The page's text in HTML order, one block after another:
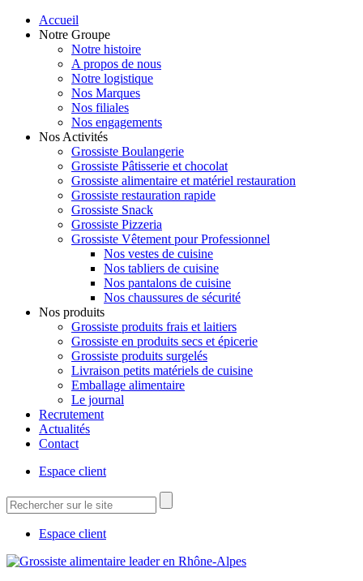
Accueil
Notre Groupe
Notre histoire
A propos de nous
Notre logistique
Nos Marques
Nos filiales
Nos engagements
Nos Activités
Grossiste Boulangerie
Grossiste Pâtisserie et chocolat
Grossiste alimentaire et matériel restauration
Grossiste restauration rapide
Grossiste Snack
Grossiste Pizzeria
Grossiste Vêtement pour Professionnel
Nos vestes de cuisine
Nos tabliers de cuisine
Nos pantalons de cuisine
Nos chaussures de sécurité
Nos produits
Grossiste produits frais et laitiers
Grossiste en produits secs et épicerie
Grossiste produits surgelés
Livraison petits matériels de cuisine
Emballage alimentaire
Le journal
Recrutement
Actualités
Contact
Espace client
Espace client